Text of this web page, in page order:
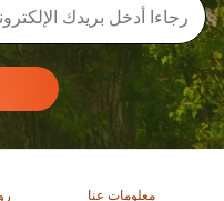
معلومات عنا